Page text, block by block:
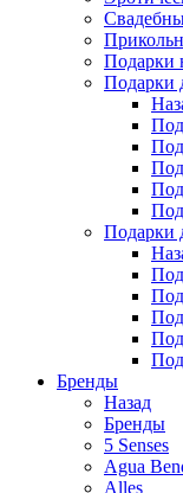
Подарки
Подарки
Подарки
Бренды
Назад
Бренды
5 Senses
Agua
Alles